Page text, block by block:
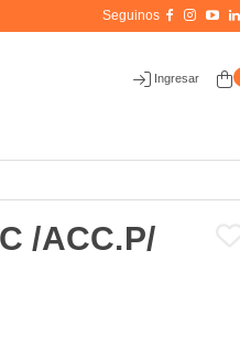
Ingresar
/ACC.P/